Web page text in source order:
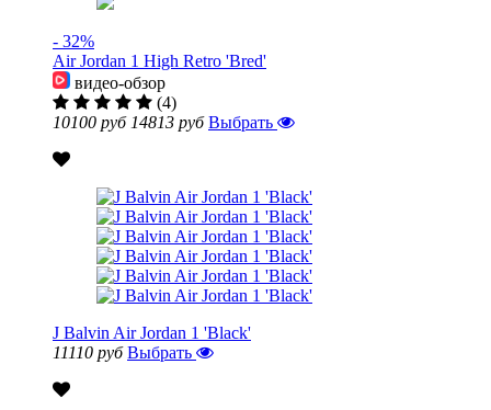
- 32%
Air Jordan 1 High Retro 'Bred'
видео-обзор
(4)
10100 руб 14813 руб Выбрать
J Balvin Air Jordan 1 'Black'
11110 руб Выбрать